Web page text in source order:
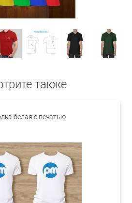
также
белая с печатью